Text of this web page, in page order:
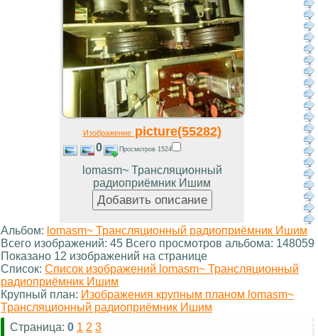
Изображениеpicture(55282)
0 Просмотров 1524
lomasm~ Трансляционный
радиоприёмник Ишим
Альбом: lomasm~ Трансляционный радиоприёмник Ишим
Всего изображений: 45 Всего просмотров альбома: 148059
Показано 12 изображений на странице
Список: Список изображений lomasm~ Трансляционный
радиоприёмник Ишим
Крупный план: Изображения крупным планом lomasm~
Трансляционный радиоприёмник Ишим
Страница: 0 1 2 3